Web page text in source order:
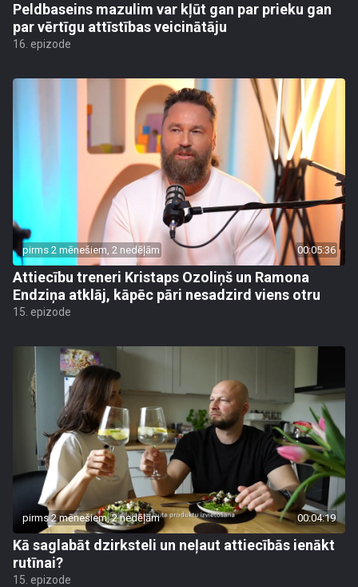
Peldbaseins mazulim var kļūt gan par prieku gan
par vērtīgu attīstības veicinātāju
16. epizode
pirms 2 mēnešiem, 2 nedēļām 00:05:36
Attiecību treneri Kristaps Ozoliņš un Ramona
Endziņa atklāj, kāpēc pāri nesadzird viens otru
15. epizode
pirms 2 mēnešiem, 2 nedēļām 00:04:19
Kā saglabāt dzirksteli un neļaut attiecībās ienākt
rutīnai?
15. epizode